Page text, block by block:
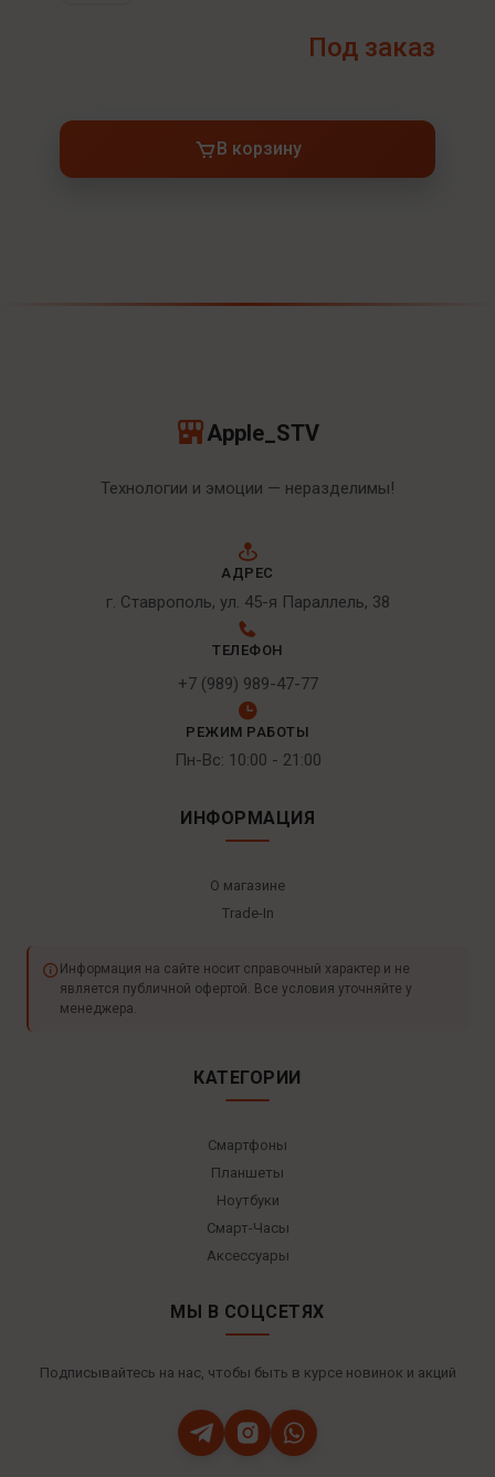
Под заказ
В корзину
Apple_STV
Технологии и эмоции — неразделимы!
АДРЕС
г. Ставрополь, ул. 45-я Параллель, 38
ТЕЛЕФОН
+7 (989) 989-47-77
РЕЖИМ РАБОТЫ
Пн-Вс: 10:00 - 21:00
ИНФОРМАЦИЯ
О магазине
Trade-In
Информация на сайте носит справочный характер и не
является публичной офертой. Все условия уточняйте у
менеджера.
КАТЕГОРИИ
Смартфоны
Планшеты
Ноутбуки
Смарт-Часы
Аксессуары
МЫ В СОЦСЕТЯХ
Подписывайтесь на нас, чтобы быть в курсе новинок и акций